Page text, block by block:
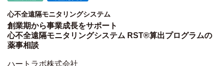
心不全遠隔モニタリングシステム
創業期から事業成長をサポート
心不全遠隔モニタリングシステム RST®算出プログラムの
薬事相談
ハートラボ株式会社